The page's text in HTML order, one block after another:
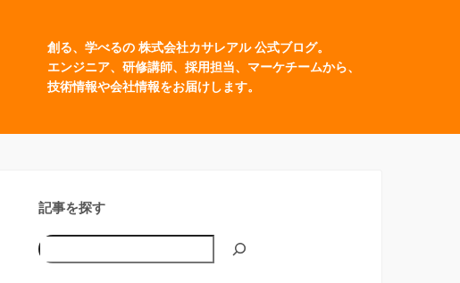
創る、学べるの 株式会社カサレアル 公式ブログ。
エンジニア、研修講師、採用担当、マーケチームから、
技術情報や会社情報をお届けします。
記事を探す